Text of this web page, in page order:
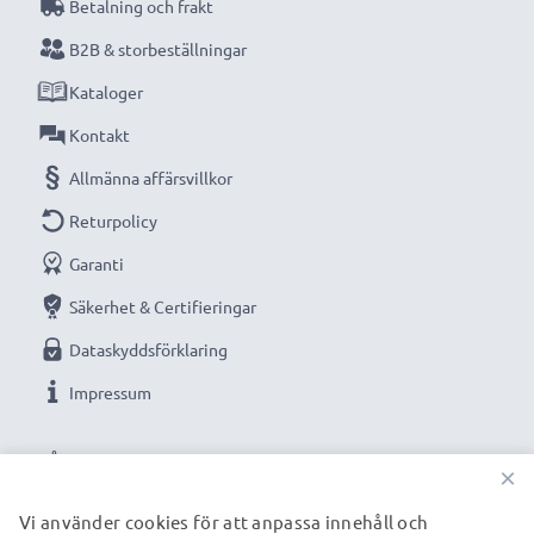
VÅRA BETALNINGSALTERNATIV
Betalning och frakt
B2B & storbeställningar
Kataloger
Kontakt
Allmänna affärsvillkor
Returpolicy
Garanti
Säkerhet & Certifieringar
Dataskyddsförklaring
Impressum
×
Vi använder cookies för att anpassa innehåll och